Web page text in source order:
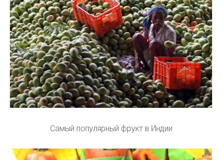
Самый популярный фрукт в Индии